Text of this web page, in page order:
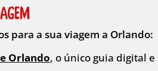
para a sua viagem a Orlando:
Orlando, o único guia digital